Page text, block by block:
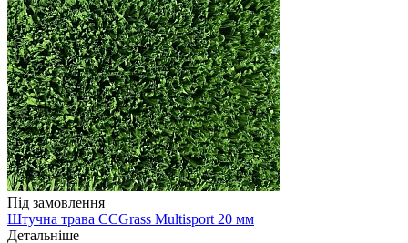
Під замовлення
Штучна трава CCGrass Multisport 20 мм
Детальніше